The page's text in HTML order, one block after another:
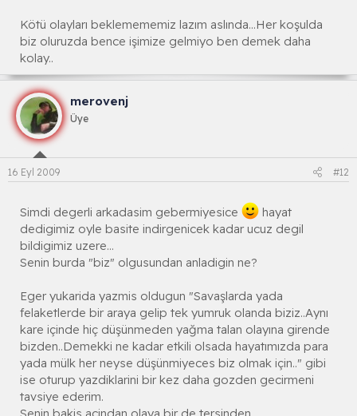
Kötü olayları beklemememiz lazım aslında...Her koşulda
biz oluruzda bence işimize gelmiyo ben demek daha
kolay..
merovenj
Üye
16 Eyl 2009 #12
Simdi degerli arkadasim gebermiyesice
hayat
dedigimiz oyle basite indirgenicek kadar ucuz degil
bildigimiz uzere...
Senin burda "biz" olgusundan anladigin ne?
Eger yukarida yazmis oldugun "Savaşlarda yada
felaketlerde bir araya gelip tek yumruk olanda biziz..Aynı
kare içinde hiç düşünmeden yağma talan olayına girende
bizden..Demekki ne kadar etkili olsada hayatımızda para
yada mülk her neyse düşünmiyeces biz olmak için.." gibi
ise oturup yazdiklarini bir kez daha gozden gecirmeni
tavsiye ederim.
Senin bakis acindan olaya bir de tersinden